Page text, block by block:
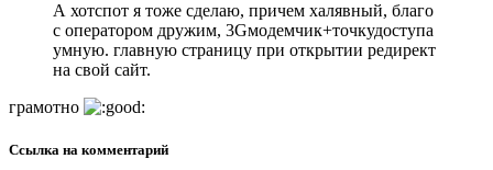
А хотспот я тоже сделаю, причем халявный, благо
с оператором дружим, 3Gмодемчик+точкудоступа
умную. главную страницу при открытии редирект
на свой сайт.
грамотно
Ссылка на комментарий